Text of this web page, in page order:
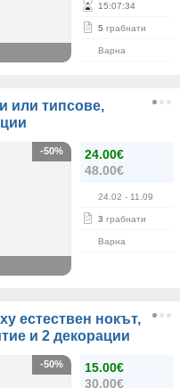
15:07:34
5 грабнати
Варна
или типсове,
24.00€
48.00€
24.02 - 11.09
3 грабнати
Варна
-50%
естествен нокът,
и 2 декорации
15.00€
30.00€
-50%